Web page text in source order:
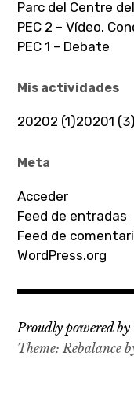
Parc del Centre
PEC 2 – Vídeo.
PEC 1 – Debate
Mis actividades
20202 (1)20201 (3)
Meta
Acceder
Feed de entradas
Feed de
WordPress.org
Proudly powered by
Theme: Rebalance